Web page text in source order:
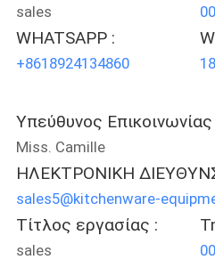
sales
WHATSAPP :
+8618924134860
Υπεύθυνος Επικοινωνίας
Miss. Camille
ΗΛΕΚΤΡΟΝΙΚΗ
sales5@kitchenware-
Τίτλος εργασίας :
sales